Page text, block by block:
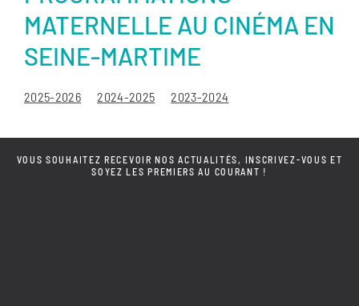
MATERNELLE AU CINÉMA EN
SEINE-MARTIME
2025-2026 2024-2025 2023-2024
VOUS SOUHAITEZ RECEVOIR NOS ACTUALITÉS, INSCRIVEZ-VOUS ET
SOYEZ LES PREMIERS AU COURANT !